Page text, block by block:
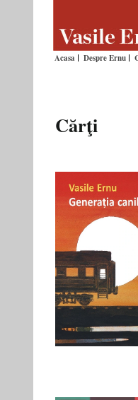
Acasa Despre Ernu
Cărţi